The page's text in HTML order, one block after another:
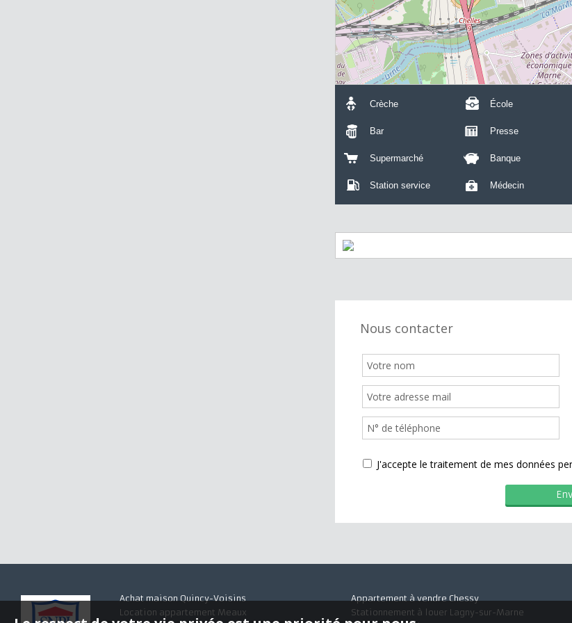
Crèche École
Bar Presse
Supermarché Banque
Station service Médecin
Nous contacter
J'accepte le traitement de mes données
Achat maison Quincy-Voisins
Location appartement Meaux
Appartement à vendre Chessy
Stationnement à louer Lagny-sur-Marne